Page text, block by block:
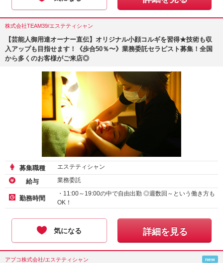
株式会社TEAM39/エステティシャン
【芸能人御用達オーナー直伝】オリジナル小顔コルギを習得★技術も収
入アップも目指せます！《歩合50％〜》業務委託セラピスト募集！全国
から多くのお客様がご来店◎
募集職種 エステティシャン
給与 業務委託
勤務時間
・11:00～19:00の中で自由出勤 ◎週数回～という働き方も
OK！
気になる 詳細を見る
アブコ株式会社/エステティシャン new